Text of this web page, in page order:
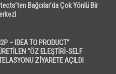
Bağcılar’da Çok Yönlü Bir
– IDEA TO PRODUCT”
“ÖZ ELEŞTİRİ-SELF
ZİYARETE AÇILDI